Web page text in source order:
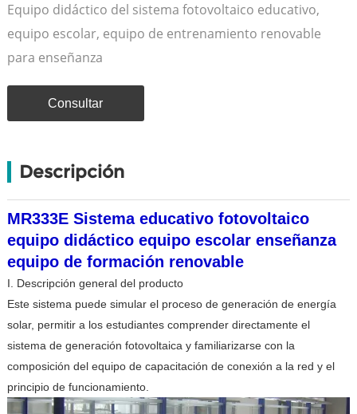
Equipo didáctico del sistema fotovoltaico educativo,
equipo escolar, equipo de entrenamiento renovable
para enseñanza
Consultar
Descripción
MR333E Sistema educativo fotovoltaico
equipo didáctico equipo escolar enseñanza
equipo de formación renovable
I. Descripción general del producto
Este sistema puede simular el proceso de generación de energía
solar, permitir a los estudiantes comprender directamente el
sistema de generación fotovoltaica y familiarizarse con la
composición del equipo de capacitación de conexión a la red y el
principio de funcionamiento.